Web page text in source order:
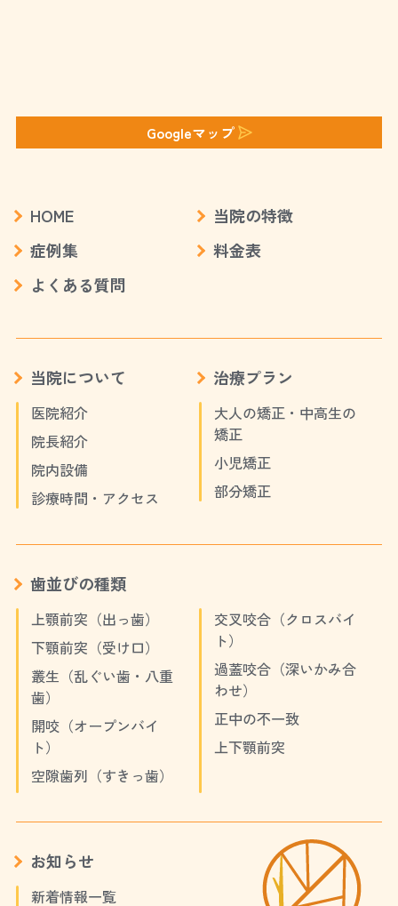
Googleマップ
HOME
当院の特徴
症例集
料金表
よくある質問
当院について
医院紹介
院長紹介
院内設備
診療時間・アクセス
治療プラン
大人の矯正・中高生の
矯正
小児矯正
部分矯正
歯並びの種類
上顎前突（出っ歯）
下顎前突（受け口）
叢生（乱ぐい歯・八重
歯）
開咬（オープンバイ
ト）
空隙歯列（すきっ歯）
交叉咬合（クロスバイ
ト）
過蓋咬合（深いかみ合
わせ）
正中の不一致
上下顎前突
お知らせ
新着情報一覧